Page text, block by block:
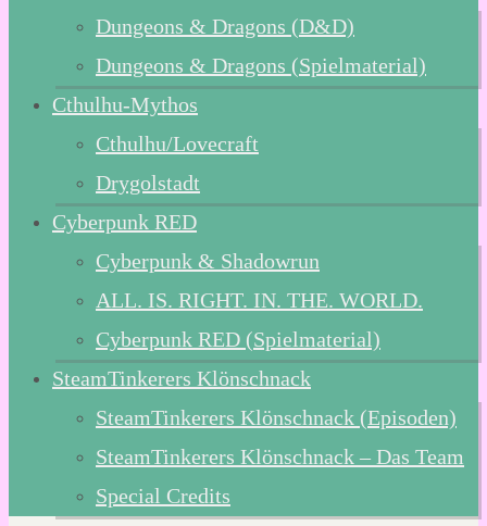
Dungeons & Dragons (D&D)
Dungeons & Dragons (Spielmaterial)
Cthulhu-Mythos
Cthulhu/Lovecraft
Drygolstadt
Cyberpunk RED
Cyberpunk & Shadowrun
ALL. IS. RIGHT. IN. THE. WORLD.
Cyberpunk RED (Spielmaterial)
SteamTinkerers Klönschnack
SteamTinkerers Klönschnack (Episoden)
SteamTinkerers Klönschnack – Das Team
Special Credits